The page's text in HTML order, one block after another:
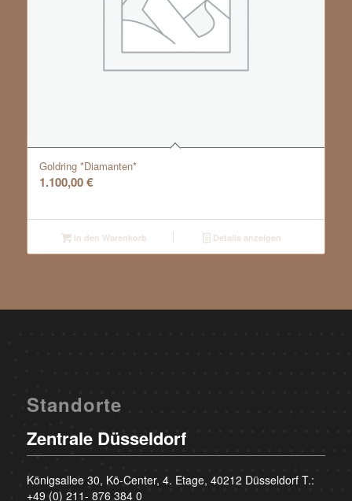
Goldring *Diamanten*
1.100,00€
In den Warenkorb Details anzeigen
Standorte
Zentrale Düsseldorf
Königsallee 30, Kö-Center, 4. Etage, 40212 Düsseldorf T.:
+49 (0) 211- 876 384 0